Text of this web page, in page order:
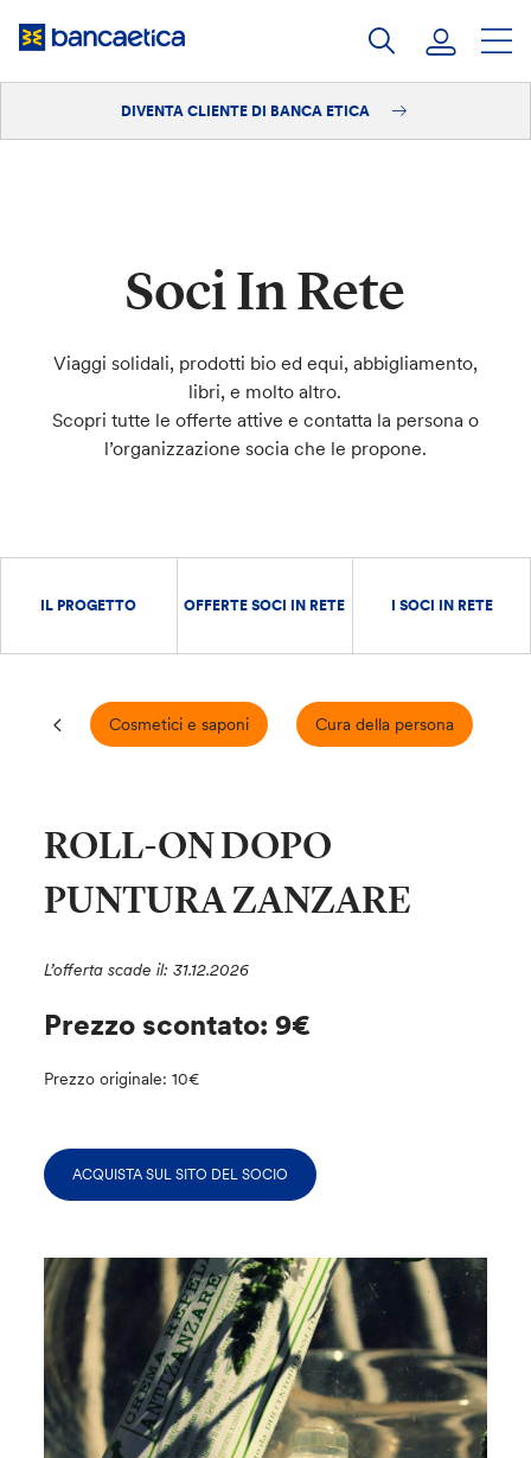
DIVENTA CLIENTE DI BANCA ETICA
Soci In Rete
Viaggi solidali, prodotti bio ed equi, abbigliamento,
libri, e molto altro.
Scopri tutte le offerte attive e contatta la persona o
l’organizzazione socia che le propone.
IL PROGETTO OFFERTE SOCI IN RETE I SOCI IN RETE
Cosmetici e saponi Cura della persona
ROLL-ON DOPO
PUNTURA ZANZARE
L’offerta scade il: 31.12.2026
Prezzo scontato: 9€
Prezzo originale: 10€
ACQUISTA SUL SITO DEL SOCIO